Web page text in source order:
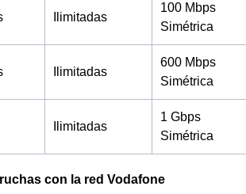
Ilimitadas
100 Mbps
Simétrica
Ilimitadas
600 Mbps
Simétrica
Ilimitadas
1 Gbps
Simétrica
con la red Vodafone